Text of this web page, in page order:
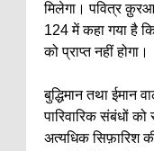
मिलेगा। पवित्र
124 में कहा गया है कि
को प्राप्त नहीं होगा।
बुद्धिमान तथा ईमान
पारिवारिक संबंधों
अत्यधिक सिफ़ारिश